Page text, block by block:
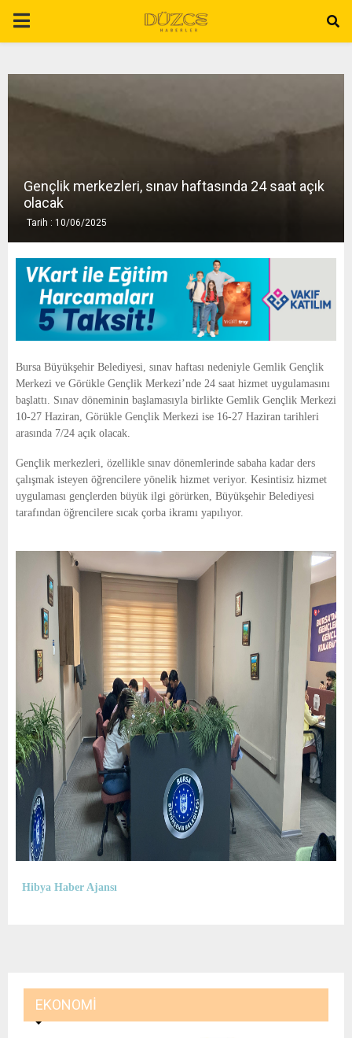
P
A
E
N
Gençlik merkezleri, sınav haftasında 24 saat açık
olacak
Tarih : 10/06/2025
Bursa Büyükşehir Belediyesi, sınav haftası nedeniyle Gemlik Gençlik
Merkezi ve Görükle Gençlik Merkezi’nde 24 saat hizmet uygulamasını
başlattı. Sınav döneminin başlamasıyla birlikte Gemlik Gençlik Merkezi
10-27 Haziran, Görükle Gençlik Merkezi ise 16-27 Haziran tarihleri
arasında 7/24 açık olacak.
Gençlik merkezleri, özellikle sınav dönemlerinde sabaha kadar ders
çalışmak isteyen öğrencilere yönelik hizmet veriyor. Kesintisiz hizmet
uygulaması gençlerden büyük ilgi görürken, Büyükşehir Belediyesi
tarafından öğrencilere sıcak çorba ikramı yapılıyor.
Hibya Haber Ajansı
EKONOMI